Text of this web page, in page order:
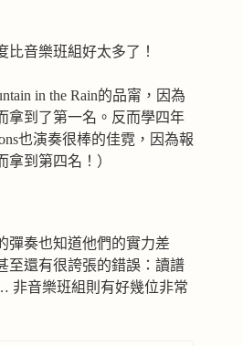
音樂班組好太多了！
in the Rain的品甯，因為
拿到了第一名。反而學四年
也演奏很棒的佳霓，因為報
到第四名！）
彈奏也知道他們的實力差
至還有很誇張的錯誤：讀譜
非音樂班組則有好幾位非常